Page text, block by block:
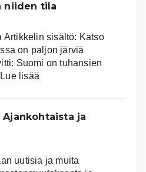
niiden tila
Artikkelin sisältö: Katso
on pal­jon jär­viä
Suomi on tuhansien
Lue lisää
ja
Ajankohtaista ja
uutisia ja muita